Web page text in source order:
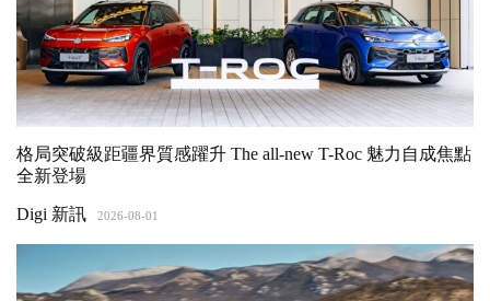
格局突破級距疆界質感躍升 The all-new T-Roc 魅力自成焦點
全新登場
Digi 新訊 2026-08-01